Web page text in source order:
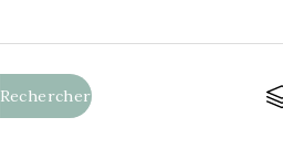
Rechercher